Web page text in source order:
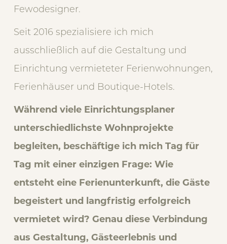
Fewodesigner.
Seit 2016 spezialisiere ich mich
ausschließlich auf die Gestaltung und
Einrichtung vermieteter Ferienwohnungen,
Ferienhäuser und Boutique-Hotels.
Während viele Einrichtungsplaner
unterschiedlichste Wohnprojekte
begleiten, beschäftige ich mich Tag für
Tag mit einer einzigen Frage: Wie
entsteht eine Ferienunterkunft, die Gäste
begeistert und langfristig erfolgreich
vermietet wird? Genau diese Verbindung
aus Gestaltung, Gästeerlebnis und